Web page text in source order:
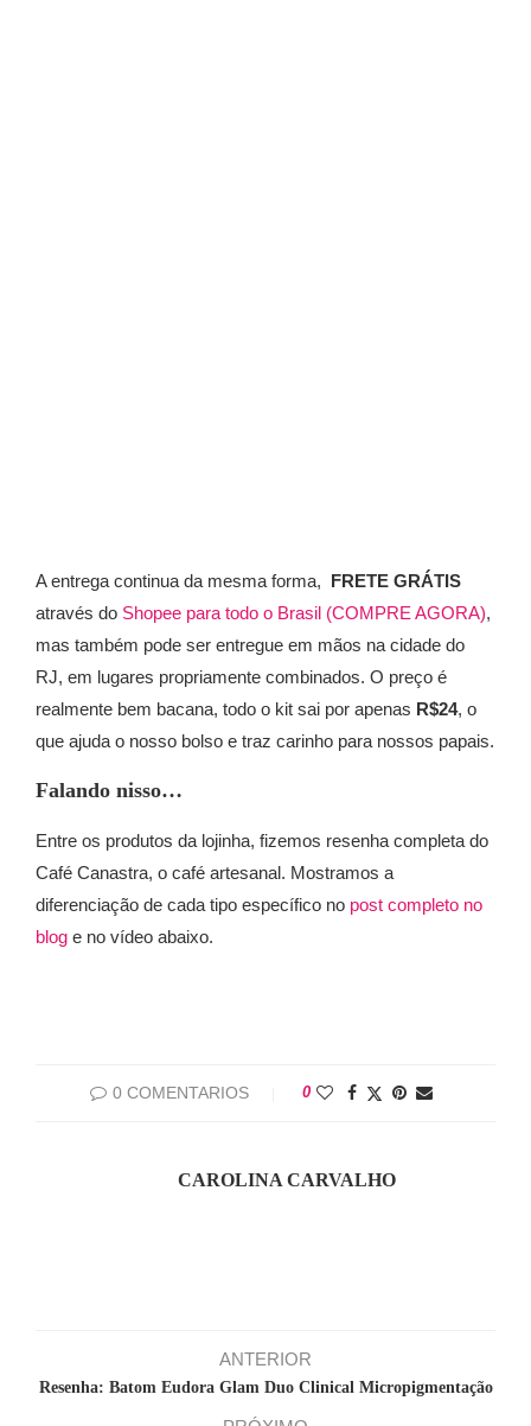
A entrega continua da mesma forma, FRETE GRÁTIS
através do Shopee para todo o Brasil (COMPRE AGORA),
mas também pode ser entregue em mãos na cidade do
RJ, em lugares propriamente combinados. O preço é
realmente bem bacana, todo o kit sai por apenas R$24, o
que ajuda o nosso bolso e traz carinho para nossos papais.
Falando nisso…
Entre os produtos da lojinha, fizemos resenha completa do
Café Canastra, o café artesanal. Mostramos a
diferenciação de cada tipo específico no post completo no
blog e no vídeo abaixo.
0 COMENTARIOS 0
CAROLINA CARVALHO
ANTERIOR
Resenha: Batom Eudora Glam Duo Clinical Micropigmentação